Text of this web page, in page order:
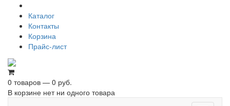
Каталог
Контакты
Корзина
Прайс-лист
0 товаров — 0 руб.
В корзине нет ни одного товара